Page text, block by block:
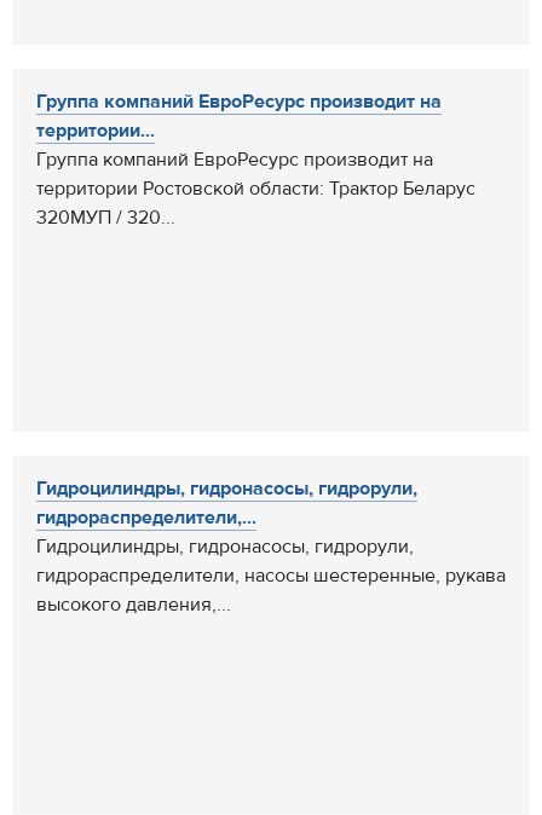
Группа компаний ЕвроРесурс производит на
территории...
Группа компаний ЕвроРесурс производит на
территории Ростовской области: Трактор Беларус
320МУП / 320...
Гидроцилиндры, гидронасосы, гидрорули,
гидрораспределители,...
Гидроцилиндры, гидронасосы, гидрорули,
гидрораспределители, насосы шестеренные, рукава
высокого давления,...